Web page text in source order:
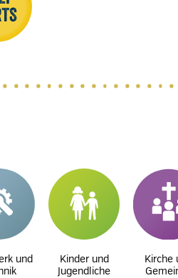
und
Kinder und
Jugendliche
Kirche